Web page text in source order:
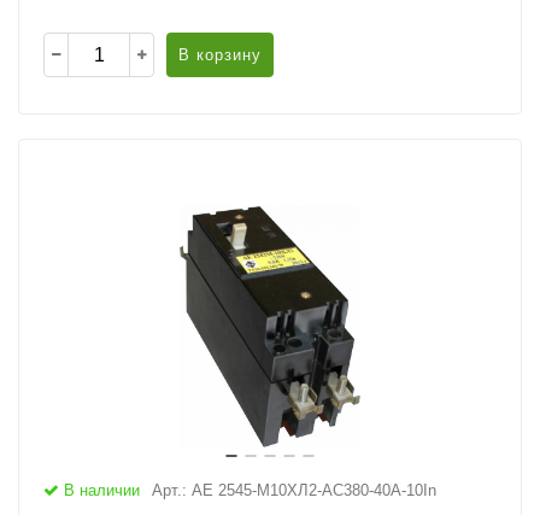
В корзину
В наличии Арт.: АЕ 2545-М10ХЛ2-AC380-40А-10In